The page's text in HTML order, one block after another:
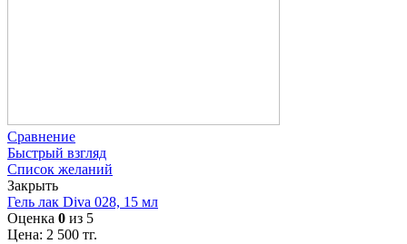
Сравнение
Быстрый взгляд
Список желаний
Закрыть
Гель лак Diva 028, 15 мл
Оценка 0 из 5
Цена: 2 500 тг.